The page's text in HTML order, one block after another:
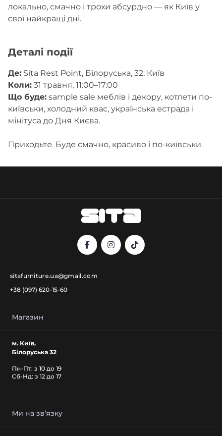
локально, смачно і трохи абсурдно — як Київ у
свої найкращі дні.
Деталі події
Де: Sita Rest Point, Білоруська, 32, Київ
Коли: 31 травня, 11:00–17:00
Що буде: sample sale меблів і декору, котлети по-
київськи, холодний квас, українська естрада і
мінітуса до Дня Києва.
Приходьте. Буде смачно, красиво і по-київськи.
sitafurniture.ua@gmail.com
+38 (097) 620-15-60
Магазин
м. Київ,
Білоруська 32
Пн-Пт: з 10 до 19
Cб-Нд: з 12 до 17
Ми на звʼязку